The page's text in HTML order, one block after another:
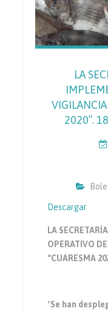
LA
2020”.
Descargar
LA
OPERATIVO
“CUARESMA
*Se han